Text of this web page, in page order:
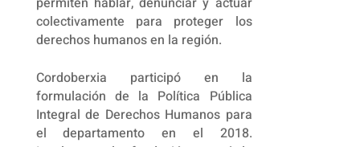
colectivamente para proteger los
derechos humanos en la región.
Cordoberxia participó en la
formulación de la Política Pública
Integral de Derechos Humanos para
el departamento en el 2018.